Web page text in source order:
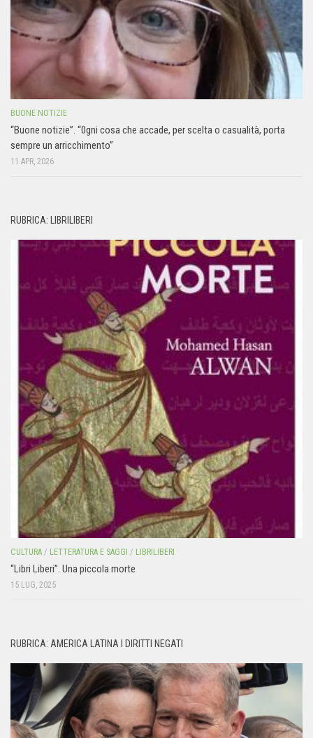
BUONE NOTIZIE
“Buone notizie”. “0gni cosa che accade, per scelta o casualità, porta
sempre un arricchimento”
11 APR, 2026
RUBRICA: LIBRILIBERI
CULTURA / LETTERATURA E SAGGI / LIBRILIBERI
“Libri Liberi”. Una piccola morte
15 LUG, 2025
RUBRICA: AMERICA LATINA I DIRITTI NEGATI